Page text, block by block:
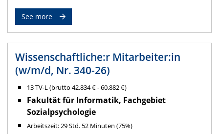
See more
Wissenschaftliche:r Mitarbeiter:in
(w/m/d, Nr. 340-26)
13 TV-L (brutto 42.834 € - 60.882 €)
Fakultät für Informatik, Fachgebiet
Sozialpsychologie
Arbeitszeit: 29 Std. 52 Minuten (75%)